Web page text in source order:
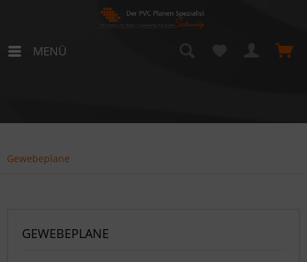
MENÜ
Gewebeplane
GEWEBEPLANE